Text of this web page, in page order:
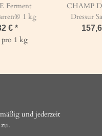
Ferment
1 kg
€ *
pro 1 kg
CHAMP
Dressur
und jederzeit